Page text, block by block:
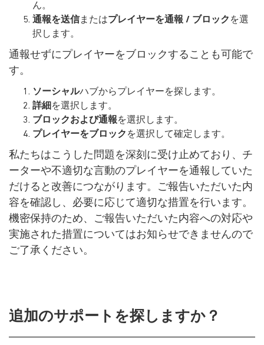
ん。
通報を送信またはプレイヤーを通報 / ブロック を選
択します。
通報せずにプレイヤーをブロックすることも可能で
す。
ソーシャルハブからプレイヤーを探します。
詳細 を選択します。
ブロックおよび通報を選択します。
プレイヤーをブロック を選択して確定します。
私たちはこうした問題を深刻に受け止めており、チ
ーターや不適切な言動のプレイヤーを通報していた
だけると改善につながります。ご報告いただいた内
容を確認し、必要に応じて適切な措置を行います。
機密保持のため、ご報告いただいた内容への対応や
実施された措置についてはお知らせできませんので
ご了承ください。
追加のサポートを探しますか？